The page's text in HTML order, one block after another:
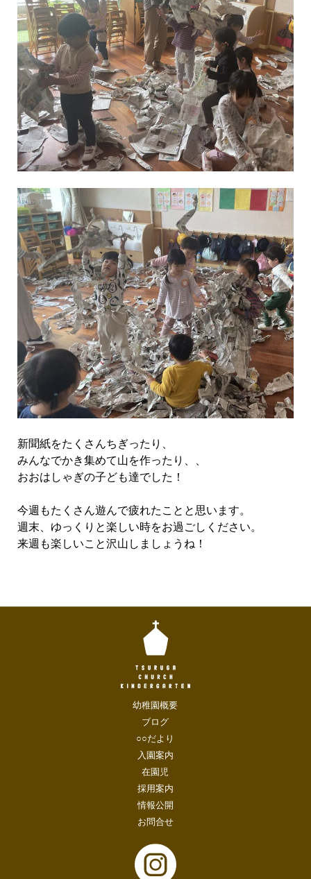
新聞紙をたくさんちぎったり、
みんなでかき集めて山を作ったり、、
おおはしゃぎの子ども達でした！
今週もたくさん遊んで疲れたことと思います。
週末、ゆっくりと楽しい時をお過ごしください。
来週も楽しいこと沢山しましょうね！
幼稚園概要
ブログ
○○だより
入園案内
在園児
採用案内
情報公開
お問合せ